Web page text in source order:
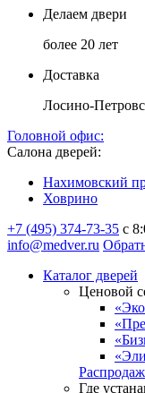
Делаем двери
более 20 лет
Доставка
Лосино-
Головной офис:
Салона дверей:
Нахимовский
Ховрино
+7 (495) 374-73-35 с
info@medver.ru
Каталог дверей
Ценовой
Где